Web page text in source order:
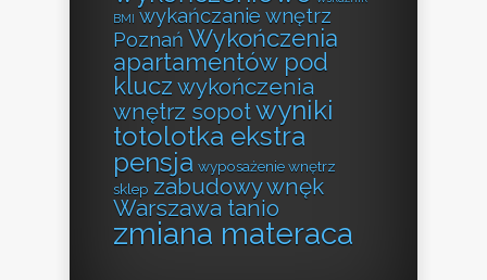
BMI wykańczanie wnętrz
Poznań Wykończenia
apartamentów pod
klucz wykończenia
wnętrz sopotwyniki
totolotka ekstra
pensja wyposażenie wnętrz
sklep zabudowy wnęk
Warszawa tanio
zmiana materaca